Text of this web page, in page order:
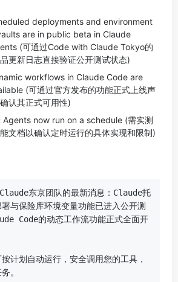
deployments and environment
are in public beta in Claude
(可通过Code with Claude Tokyo的
更新日志直接验证公开测试状态)
workflows in Claude Code are
(可通过官方发布的功能正式上线声
认其正式可用性)
Agents now run on a schedule (需实测
文档以确认定时运行的具体实现和限制)
东京团队的最新消息：Claude托
与保险库环境变量功能已进入公开测
Code的动态工作流功能正式全面开
计划自动运行，安全调用您的工具，
。